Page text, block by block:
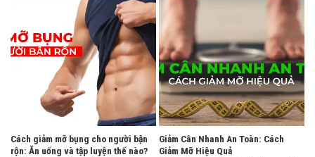
Cách giảm mỡ bụng cho người bận
rộn: Ăn uống và tập luyện thế nào?
Giảm Cân Nhanh An Toàn: Cách
Giảm Mỡ Hiệu Quả